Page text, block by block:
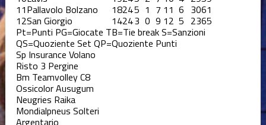
11Pallavolo Bolzano 18245 1 7 11 6 3061
12San Giorgio 14243 0 9 12 5 2365
Pt=Punti PG=Giocate TB=Tie breakS=Sanzioni
QS=Quoziente Set QP=Quoziente Punti
Sp Insurance Volano
Risto 3 Pergine
Bm Teamvolley C8
Ossicolor Ausugum
Neugries Raika
Mondialpneus Solteri
Argentario